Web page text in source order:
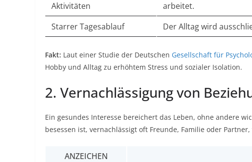
Aktivitäten
arbeitet.
Starrer Tagesablauf
Der Alltag wird
Fakt: Laut einer Studie der Deutschen Gesellschaft für
Hobby und Alltag zu erhöhtem Stress und sozialer Isolation.​
2. Vernachlässigung von
Ein gesundes Interesse bereichert das Leben, ohne andere
besessen ist, vernachlässigt oft Freunde, Familie oder
ANZEICHEN